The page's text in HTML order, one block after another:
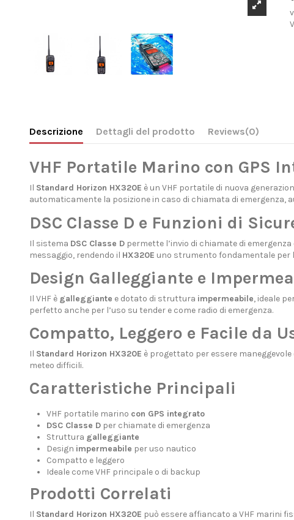
Descrizione Dettagli del prodotto Reviews(0)
VHF Portatile Marino con GPS
Il Standard Horizon HX320E è un VHF portatile di nuova
automaticamente la posizione in caso di chiamata di emergenza,
DSC Classe D e Funzioni di
Il sistema DSC Classe Dpermette l’invio di chiamate di
messaggio, rendendo il HX320E uno strumento fondamentale per
Design Galleggiante e
Il VHF è galleggiante e dotato di struttura impermeabile, ideale
perfetto anche per l’uso su tender e come radio di emergenza.
Compatto, Leggero e Facile da
Il Standard Horizon HX320E è progettato per essere
meteo difficili.
Caratteristiche Principali
VHF portatile marino con GPS integrato
DSC Classe Dper chiamate di emergenza
Struttura galleggiante
Design impermeabile per uso nautico
Compatto e leggero
Ideale come VHF principale o di backup
Prodotti Correlati
Il Standard Horizon HX320E può essere affiancato a VHF marini